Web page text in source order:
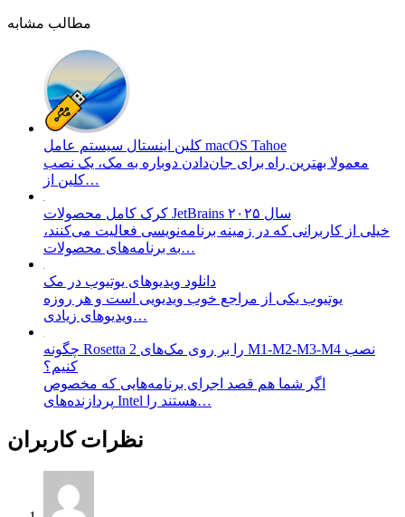
مطالب مشابه
کلین اینستال سیستم عامل macOS Tahoe
معمولا بهترین راه برای جان‌دادن دوباره به مک، یک نصب
کلین از…
کرک کامل محصولات JetBrains سال ۲۰۲۵
خیلی از کاربرانی که در زمینه برنامه‌نویسی فعالیت می‌کنند،
به برنامه‌های محصولات…
دانلود ویدیو‌های یوتیوب در مک
یوتیوب یکی از مراجع خوب ویدیویی است و هر روزه
ویدیو‌های زیادی…
چگونه Rosetta 2 را بر روی مک‌های M1-M2-M3-M4 نصب
کنیم؟
اگر شما هم قصد اجرای برنامه‌هایی که مخصوص
پردازنده‌های Intel هستند را…
نظرات کاربران